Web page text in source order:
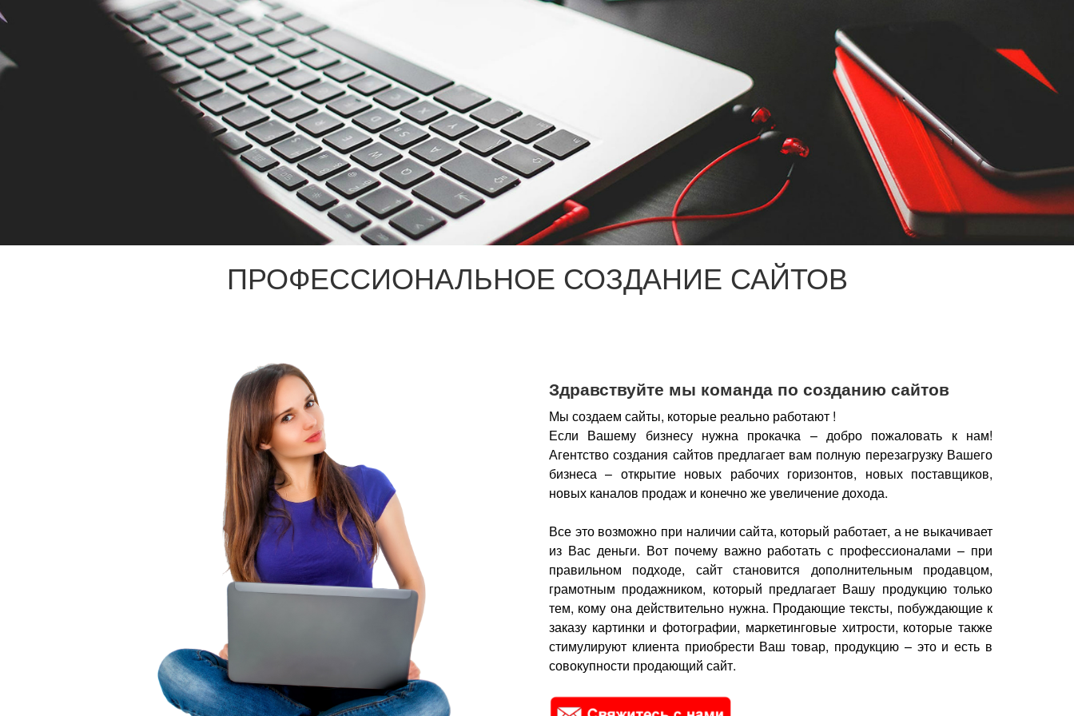
ПРОФЕССИОНАЛЬНОЕ СОЗДАНИЕ САЙТОВ
Здравствуйте мы команда по созданию сайтов
Мы создаем сайты, которые реально работают !
Если Вашему бизнесу нужна прокачка – добро пожаловать к нам!
Агентство создания сайтов предлагает вам полную перезагрузку Вашего
бизнеса – открытие новых рабочих горизонтов, новых поставщиков,
новых каналов продаж и конечно же увеличение дохода.
Все это возможно при наличии сайта, который работает, а не выкачивает
из Вас деньги. Вот почему важно работать с профессионалами – при
правильном подходе, сайт становится дополнительным продавцом,
грамотным продажником, который предлагает Вашу продукцию только
тем, кому она действительно нужна. Продающие тексты, побуждающие к
заказу картинки и фотографии, маркетинговые хитрости, которые также
стимулируют клиента приобрести Ваш товар, продукцию – это и есть в
совокупности продающий сайт.